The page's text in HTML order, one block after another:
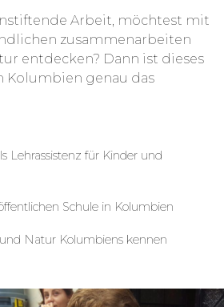
Arbeit, möchtest mit
zusammenarbeiten
entdecken? Dann ist dieses
genau das
du als Lehrassistenz
Eingesetzt wirst du in
(4. - 11. Klasse),
beibringst und in der
wie Umweltmanagement in
Schule unterrichten.
Lehrassistenz für Kinder und
Schule in Kolumbien
Natur Kolumbiens kennen